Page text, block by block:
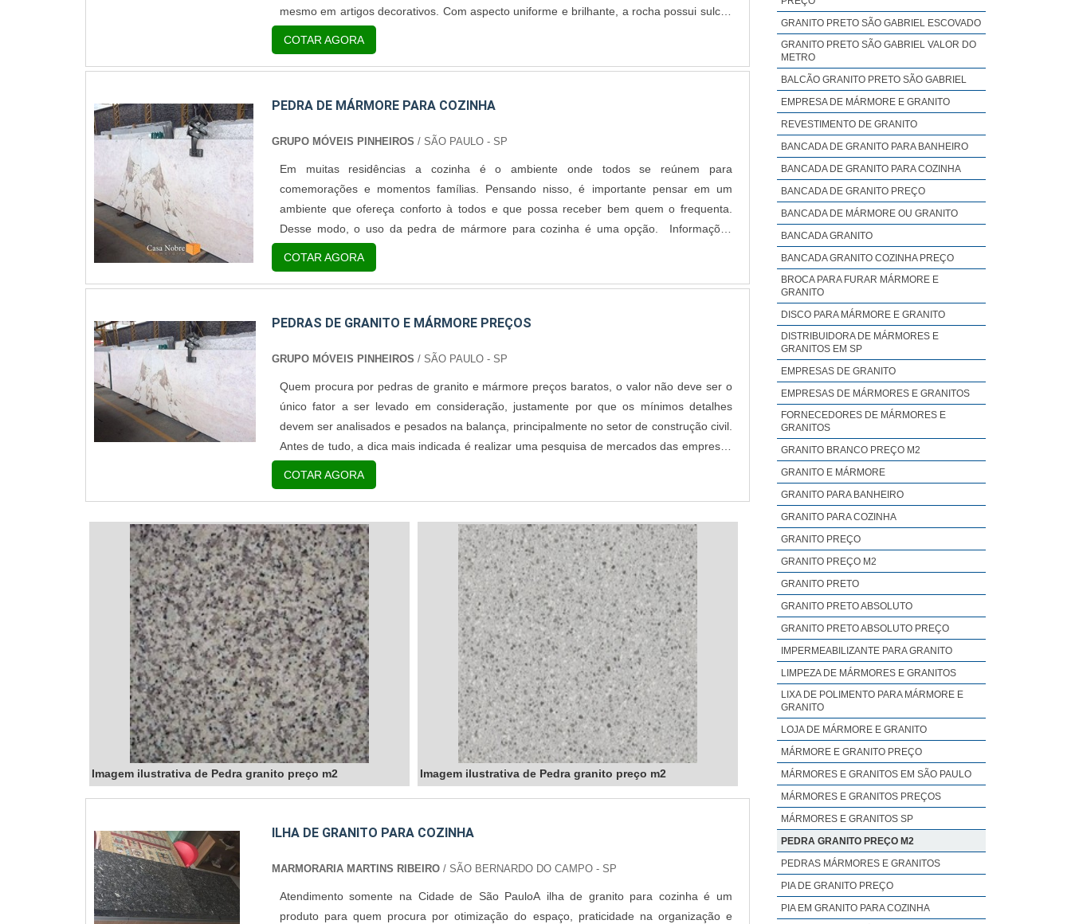
mesmo em artigos decorativos. Com aspecto uniforme e brilhante, a rocha possui sulcos
em sua estrutura, que podem ser de tons diferenciados. Entre as diversas cores mais
frequentemente achadas e...
COTAR AGORA
PEDRA DE MÁRMORE PARA COZINHA
GRUPO MÓVEIS PINHEIROS / SÃO PAULO - SP
Em muitas residências a cozinha é o ambiente onde todos se reúnem para
comemorações e momentos famílias. Pensando nisso, é importante pensar em um
ambiente que ofereça conforto à todos e que possa receber bem quem o frequenta.
Desse modo, o uso da pedra de mármore para cozinha é uma opção. Informações
sobre as pedras de mármore As pedras de mármores são retiradas direto das rochas por
empresas conhecidas como “pedreiras”. Essas empresa...
COTAR AGORA
PEDRAS DE GRANITO E MÁRMORE PREÇOS
GRUPO MÓVEIS PINHEIROS / SÃO PAULO - SP
Quem procura por pedras de granito e mármore preços baratos, o valor não deve ser o
único fator a ser levado em consideração, justamente por que os mínimos detalhes
devem ser analisados e pesados na balança, principalmente no setor de construção civil.
Antes de tudo, a dica mais indicada é realizar uma pesquisa de mercados das empresas
que fornecem o produto, tendo em vista que a qualidade do atendimento é de suma
importância, assim com...
COTAR AGORA
Imagem ilustrativa de Pedra granito preço m2 Imagem ilustrativa de Pedra granito preço m2
ILHA DE GRANITO PARA COZINHA
MARMORARIA MARTINS RIBEIRO/ SÃO BERNARDO DO CAMPO - SP
Atendimento somente na Cidade de São PauloA ilha de granito para cozinha é um
produto para quem procura por otimização do espaço, praticidade na organização e
GRANITO PRETO SÃO GABRIEL ESCOVADO
GRANITO PRETO SÃO GABRIEL VALOR DO
METRO
BALCÃO GRANITO PRETO SÃO GABRIEL
EMPRESA DE MÁRMORE E GRANITO
REVESTIMENTO DE GRANITO
BANCADA DE GRANITO PARA BANHEIRO
BANCADA DE GRANITO PARA COZINHA
BANCADA DE GRANITO PREÇO
BANCADA DE MÁRMORE OU GRANITO
BANCADA GRANITO
BANCADA GRANITO COZINHA PREÇO
BROCA PARA FURAR MÁRMORE E
GRANITO
DISCO PARA MÁRMORE E GRANITO
DISTRIBUIDORA DE MÁRMORES E
GRANITOS EM SP
EMPRESAS DE GRANITO
EMPRESAS DE MÁRMORES E GRANITOS
FORNECEDORES DE MÁRMORES E
GRANITOS
GRANITO BRANCO PREÇO M2
GRANITO E MÁRMORE
GRANITO PARA BANHEIRO
GRANITO PARA COZINHA
GRANITO PREÇO
GRANITO PREÇO M2
GRANITO PRETO
GRANITO PRETO ABSOLUTO
GRANITO PRETO ABSOLUTO PREÇO
IMPERMEABILIZANTE PARA GRANITO
LIMPEZA DE MÁRMORES E GRANITOS
LIXA DE POLIMENTO PARA MÁRMORE E
GRANITO
LOJA DE MÁRMORE E GRANITO
MÁRMORE E GRANITO PREÇO
MÁRMORES E GRANITOS EM SÃO PAULO
MÁRMORES E GRANITOS PREÇOS
MÁRMORES E GRANITOS SP
PEDRA GRANITO PREÇO M2
PEDRAS MÁRMORES E GRANITOS
PIA DE GRANITO PREÇO
PIA EM GRANITO PARA COZINHA